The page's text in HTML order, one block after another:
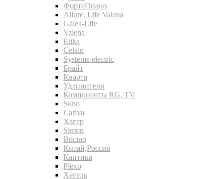
ФортеПиано
Allure, Life Valena
Galea-Life
Valena
Etika
Celain
Systeme electric
Брайт
Кварта
Удлинители
Компоненты RG, TV
Suno
Cariva
Хагер
Simon
Bticino
Китай,Россия
Каптика
Plexo
Хегель